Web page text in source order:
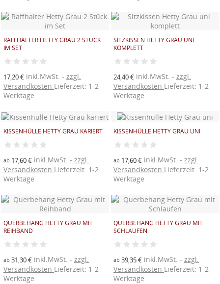
RAFFHALTER HETTY GRAU 2 STÜCK
IM SET
17,20 € inkl.MwSt.
zzgl.
Versandkosten Lieferzeit: 1-2
Werktage
SITZKISSEN HETTY GRAU UNI
KOMPLETT
24,40 € inkl.MwSt.
zzgl.
Versandkosten Lieferzeit: 1-2
Werktage
KISSENHÜLLE HETTY GRAU KARIERT
ab 17,60 € inkl.MwSt.
zzgl.
Versandkosten Lieferzeit: 1-2
Werktage
KISSENHÜLLE HETTY GRAU UNI
ab 17,60 € inkl.MwSt.
zzgl.
Versandkosten Lieferzeit: 1-2
Werktage
QUERBEHANG HETTY GRAU MIT
REIHBAND
ab 31,30 € inkl.MwSt.
zzgl.
Versandkosten Lieferzeit: 1-2
Werktage
QUERBEHANG HETTY GRAU MIT
SCHLAUFEN
ab 39,35 € inkl.MwSt.
zzgl.
Versandkosten Lieferzeit: 1-2
Werktage
AUF MEINE WUNSCHLISTE
((MODALTITLE))
((confirmMessage))
((TITLE))
((label))
ANMELDEN
Sie müssen angemeldet sein, um Artikel Ihrer
Wunschliste hinzufügen zu können.